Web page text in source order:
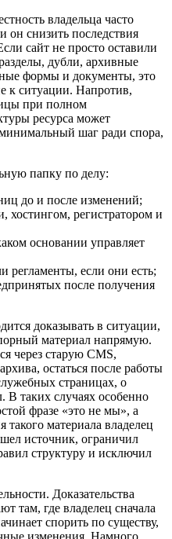
владельца часто
он снизить последствия
сайт не просто оставили
дубли, архивные
формы и документы, это
к ситуации. Напротив,
при полном
ресурса может
шаг ради спора,
папку по делу:
до и после изменений;
хостингом, регистратором и
основании управляет
регламенты, если они есть;
после получения
доказывать в ситуации,
материал напрямую.
через старую CMS,
остаться после работы
страницах, о
В таких случаях особенно
фразе «это не мы», а
такого материала владелец
источник, ограничил
структуру и исключил
Доказательства
там, где владелец сначала
спорить по существу,
изменения. Намного